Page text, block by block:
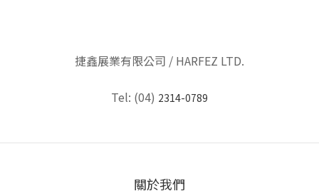
捷鑫展業有限公司 / HARFEZ LTD.
Tel: (04) 2314-0789
關於我們